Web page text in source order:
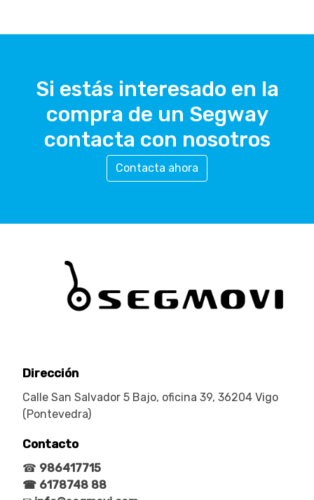
Si estás interesado en la
compra de un Segway
contacta con nosotros
Contacta ahora
Dirección
Calle San Salvador 5 Bajo, oficina 39, 36204 Vigo
(Pontevedra)
Contacto
☎ 986417715
☎ 6178748 88